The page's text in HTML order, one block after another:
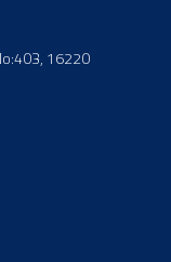
16220